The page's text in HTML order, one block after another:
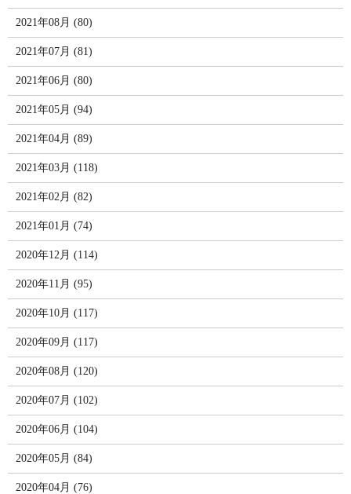
2021年08月 (80)
2021年07月 (81)
2021年06月 (80)
2021年05月 (94)
2021年04月 (89)
2021年03月 (118)
2021年02月 (82)
2021年01月 (74)
2020年12月 (114)
2020年11月 (95)
2020年10月 (117)
2020年09月 (117)
2020年08月 (120)
2020年07月 (102)
2020年06月 (104)
2020年05月 (84)
2020年04月 (76)